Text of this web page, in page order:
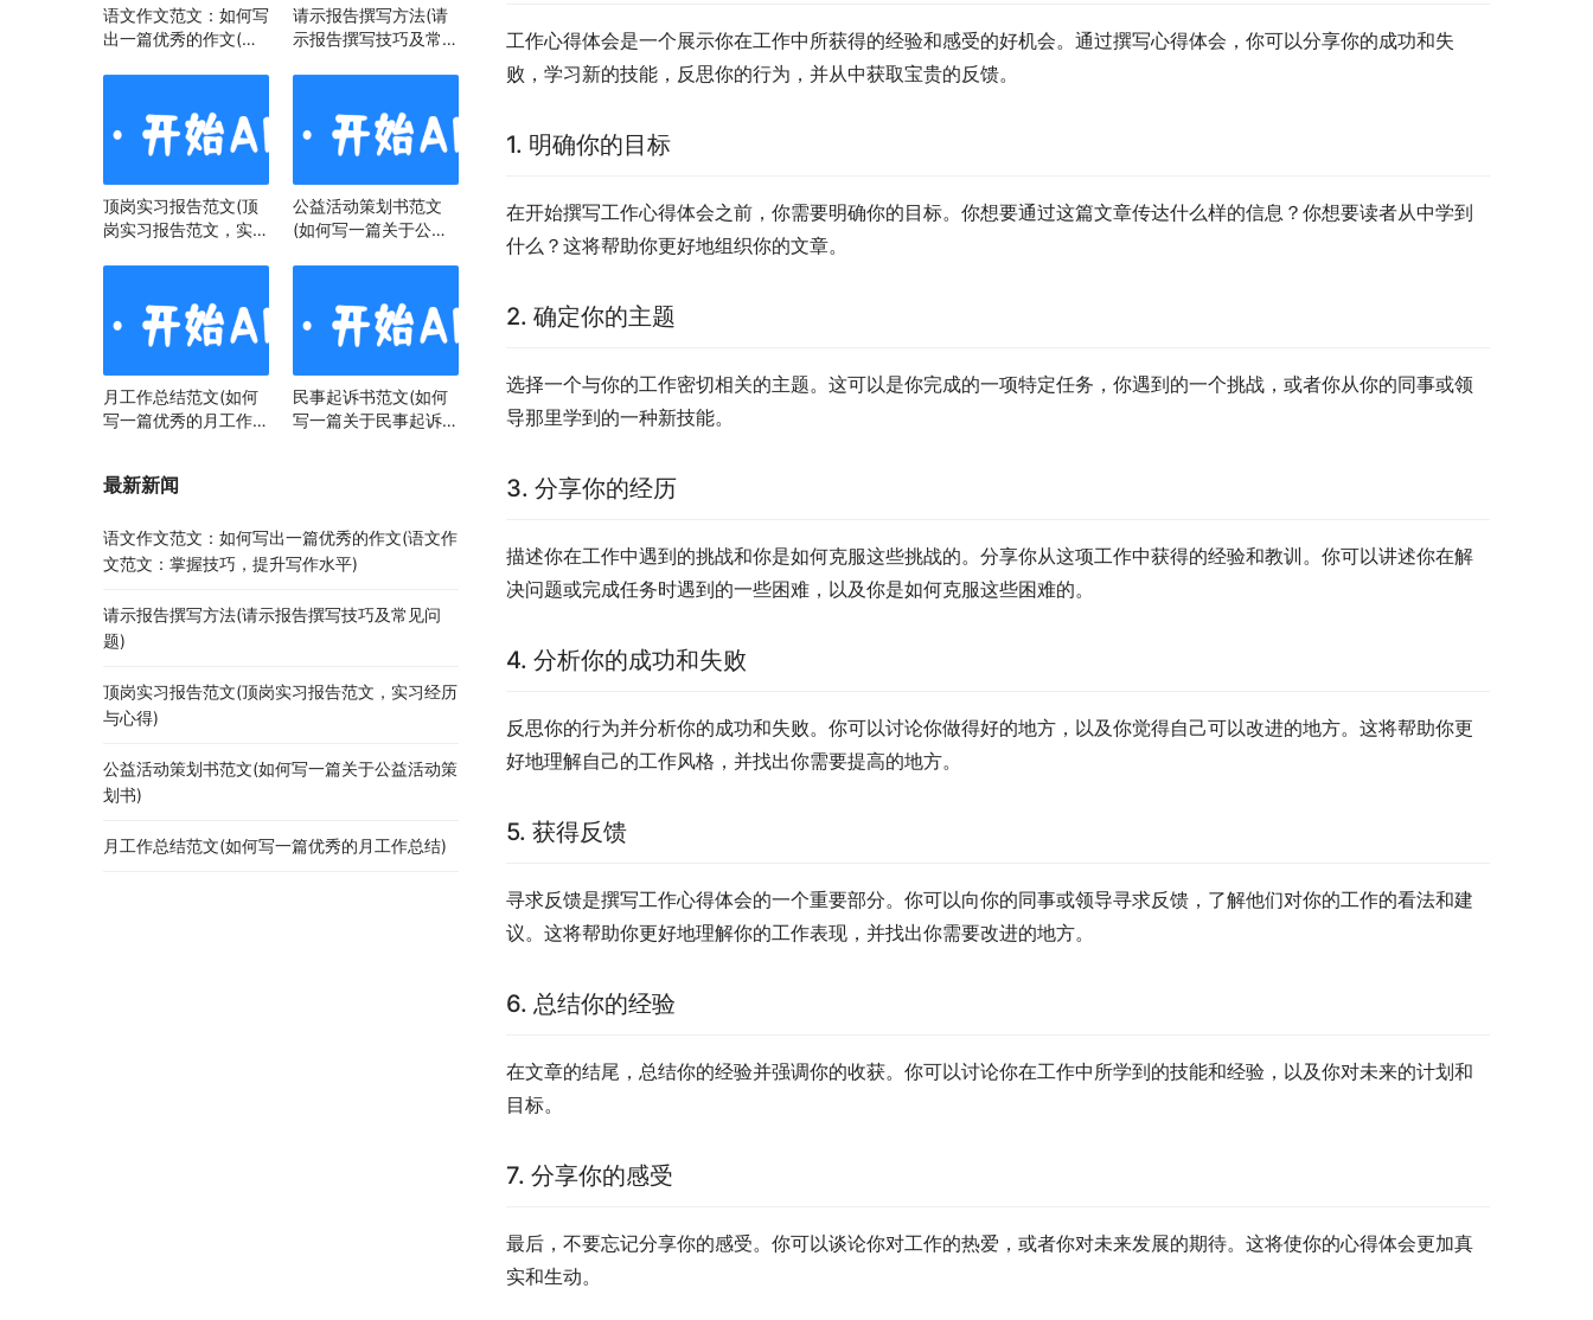
工作心得体会是一个展示你在工作中所获得的经验和感受的好机会。通过撰写心得体会，你可以分享你的成功和失
败，学习新的技能，反思你的行为，并从中获取宝贵的反馈。
1. 明确你的目标
在开始撰写工作心得体会之前，你需要明确你的目标。你想要通过这篇文章传达什么样的信息？你想要读者从中学到
什么？这将帮助你更好地组织你的文章。
2. 确定你的主题
选择一个与你的工作密切相关的主题。这可以是你完成的一项特定任务，你遇到的一个挑战，或者你从你的同事或领
导那里学到的一种新技能。
3. 分享你的经历
描述你在工作中遇到的挑战和你是如何克服这些挑战的。分享你从这项工作中获得的经验和教训。你可以讲述你在解
决问题或完成任务时遇到的一些困难，以及你是如何克服这些困难的。
4. 分析你的成功和失败
反思你的行为并分析你的成功和失败。你可以讨论你做得好的地方，以及你觉得自己可以改进的地方。这将帮助你更
好地理解自己的工作风格，并找出你需要提高的地方。
5. 获得反馈
寻求反馈是撰写工作心得体会的一个重要部分。你可以向你的同事或领导寻求反馈，了解他们对你的工作的看法和建
议。这将帮助你更好地理解你的工作表现，并找出你需要改进的地方。
6. 总结你的经验
在文章的结尾，总结你的经验并强调你的收获。你可以讨论你在工作中所学到的技能和经验，以及你对未来的计划和
目标。
7. 分享你的感受
最后，不要忘记分享你的感受。你可以谈论你对工作的热爱，或者你对未来发展的期待。这将使你的心得体会更加真
实和生动。
语文作文范文：如何写
出一篇优秀的作文(语
请示报告撰写方法(请
示报告撰写技巧及常见
顶岗实习报告范文(顶
岗实习报告范文，实习
公益活动策划书范文
(如何写一篇关于公益
月工作总结范文(如何
写一篇优秀的月工作总
民事起诉书范文(如何
写一篇关于民事起诉书
最新新闻
语文作文范文：如何写出一篇优秀的作文(语文作
文范文：掌握技巧，提升写作水平)
请示报告撰写方法(请示报告撰写技巧及常见问
题)
顶岗实习报告范文(顶岗实习报告范文，实习经历
与心得)
公益活动策划书范文(如何写一篇关于公益活动策
划书)
月工作总结范文(如何写一篇优秀的月工作总结)